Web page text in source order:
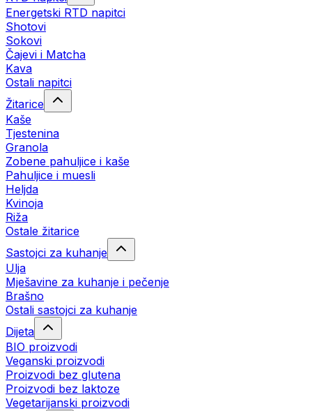
Energetski RTD napitci
Shotovi
Sokovi
Čajevi i Matcha
Kava
Ostali napitci
Žitarice
Kaše
Tjestenina
Granola
Zobene pahuljice i kaše
Pahuljice i muesli
Heljda
Kvinoja
Riža
Ostale žitarice
Sastojci za kuhanje
Ulja
Mješavine za kuhanje i pečenje
Brašno
Ostali sastojci za kuhanje
Dijeta
BIO proizvodi
Veganski proizvodi
Proizvodi bez glutena
Proizvodi bez laktoze
Vegetarijanski proizvodi